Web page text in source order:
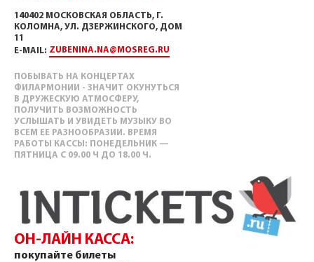
140402 МОСКОВСКАЯ ОБЛАСТЬ, Г.
КОЛОМНА, УЛ. ДЗЕРЖИНСКОГО, ДОМ
11
E-MAIL: ZUBENINA.NA@MOSREG.RU
ПОБЫВАТЬ НА КОНЦЕРТАХ
ФИЛАРМОНИИ - ЗНАЧИТ ОКУНУТЬСЯ
В ДРУЖЕСКУЮ АТМОСФЕРУ,
ПОЛУЧИТЬ ВОЗМОЖНОСТЬ
УСЛЫШАТЬ И УВИДЕТЬ МУЗЫКУ ВО
ВСЕМ ЕЕ РАЗНООБРАЗИИ. ВРЕМЯ
РАБОТЫ КАССЫ: ПОНЕДЕЛЬНИК —
ПЯТНИЦА С 09.00 Ч ДО 18.00 Ч.
ОН-ЛАЙН КАССА:
покупайте билеты